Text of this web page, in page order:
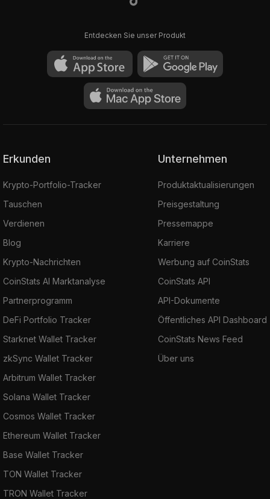
Entdecken Sie unser Produkt
Erkunden
Krypto-Portfolio-Tracker
Tauschen
Verdienen
Blog
Krypto-Nachrichten
CoinStats AI Marktanalyse
Partnerprogramm
DeFi Portfolio Tracker
Starknet Wallet Tracker
zkSync Wallet Tracker
Arbitrum Wallet Tracker
Solana Wallet Tracker
Cosmos Wallet Tracker
Ethereum Wallet Tracker
Base Wallet Tracker
TON Wallet Tracker
TRON Wallet Tracker
Unternehmen
Produktaktualisierungen
Preisgestaltung
Pressemappe
Karriere
Werbung auf CoinStats
CoinStats API
API-Dokumente
Öffentliches API Dashboard
CoinStats News Feed
Über uns